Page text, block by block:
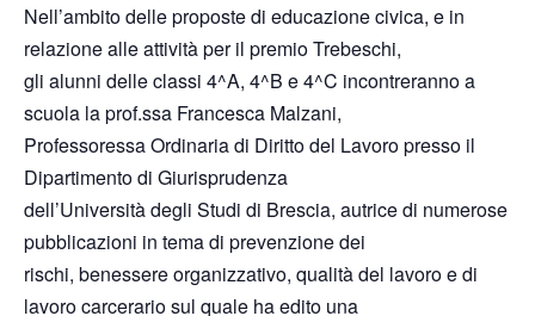
Nell’ambito delle proposte di educazione civica, e in
relazione alle attività per il premio Trebeschi,
gli alunni delle classi 4^A, 4^B e 4^C incontreranno a
scuola la prof.ssa Francesca Malzani,
Professoressa Ordinaria di Diritto del Lavoro presso il
Dipartimento di Giurisprudenza
dell’Università degli Studi di Brescia, autrice di numerose
pubblicazioni in tema di prevenzione dei
rischi, benessere organizzativo, qualità del lavoro e di
lavoro carcerario sul quale ha edito una